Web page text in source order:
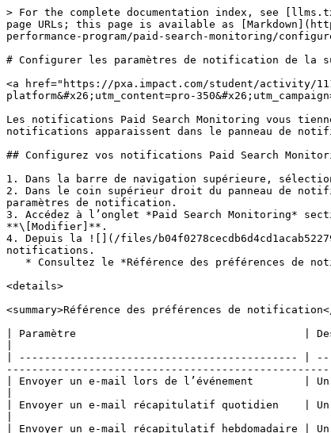
> For the complete documentation index, see
page URLs; this page is available as
performance-program/paid-search-monitoring/
# Configurer les paramètres de notification de la
<a href="https://pxa.impact.com/student/activity/
platform&#x26;utm_content=pro-
Les notifications Paid Search Monitoring vous
notifications apparaissent dans le panneau de
## Configurez vos notifications Paid Search
1. Dans la barre de navigation supérieure,
2. Dans le coin supérieur droit du panneau de
paramètres de notification.
3. Accédez à l’onglet *Paid Search Monitoring*
**\[Modifier]**.
4. Depuis la ![](/files/
notifications.
<details>
<summary>Référence des préférences de notification</
| Paramètre                                    |
| -------------------------------------------- |
| Envoyer un e-mail lors de l’événement        |
| Envoyer un e-mail récapitulatif quotidien    |
| Envoyer un e-mail récapitulatif hebdomadaire |